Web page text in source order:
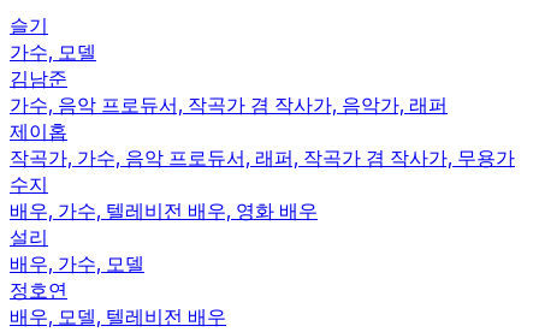
슬기
가수, 모델
김남준
가수, 음악 프로듀서, 작곡가 겸 작사가, 음악가, 래퍼
제이홉
작곡가, 가수, 음악 프로듀서, 래퍼, 작곡가 겸 작사가, 무용가
수지
배우, 가수, 텔레비전 배우, 영화 배우
설리
배우, 가수, 모델
정호연
배우, 모델, 텔레비전 배우